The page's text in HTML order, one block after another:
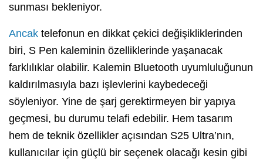
sunması bekleniyor.
Ancak telefonun en dikkat çekici değişikliklerinden
biri, S Pen kaleminin özelliklerinde yaşanacak
farklılıklar olabilir. Kalemin Bluetooth uyumluluğunun
kaldırılmasıyla bazı işlevlerini kaybedeceği
söyleniyor. Yine de şarj gerektirmeyen bir yapıya
geçmesi, bu durumu telafi edebilir. Hem tasarım
hem de teknik özellikler açısından S25 Ultra’nın,
kullanıcılar için güçlü bir seçenek olacağı kesin gibi